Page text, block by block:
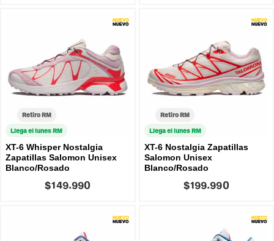
Retiro RM
Llega el lunes RM
XT-6 Whisper Nostalgia
Zapatillas Salomon Unisex
Blanco/Rosado
$149.990
Retiro RM
Llega el lunes RM
XT-6 Nostalgia Zapatillas
Salomon Unisex
Blanco/Rosado
$199.990